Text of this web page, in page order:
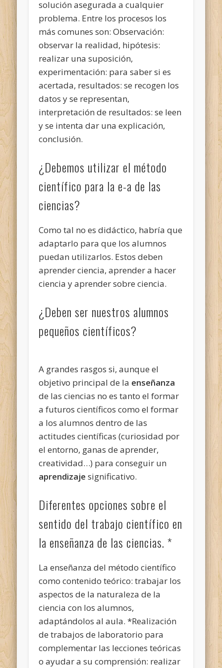
solución asegurada a cualquier
problema. Entre los procesos los
más comunes son: Observación:
observar la realidad, hipótesis:
realizar una suposición,
experimentación: para saber si es
acertada, resultados: se recogen los
datos y se representan,
interpretación de resultados: se leen
y se intenta dar una explicación,
conclusión.
¿Debemos utilizar el método
científico para la e-a de las
ciencias?
Como tal no es didáctico, habría que
adaptarlo para que los alumnos
puedan utilizarlos. Estos deben
aprender ciencia, aprender a hacer
ciencia y aprender sobre ciencia.
¿Deben ser nuestros alumnos
pequeños científicos?
A grandes rasgos si, aunque el
objetivo principal de la enseñanza
de las ciencias no es tanto el formar
a futuros científicos como el formar
a los alumnos dentro de las
actitudes científicas (curiosidad por
el entorno, ganas de aprender,
creatividad…) para conseguir un
aprendizaje significativo.
Diferentes opciones sobre el
sentido del trabajo científico en
la enseñanza de las ciencias. *
La enseñanza del método científico
como contenido teórico: trabajar los
aspectos de la naturaleza de la
ciencia con los alumnos,
adaptándolos al aula. *Realización
de trabajos de laboratorio para
complementar las lecciones teóricas
o ayudar a su comprensión: realizar